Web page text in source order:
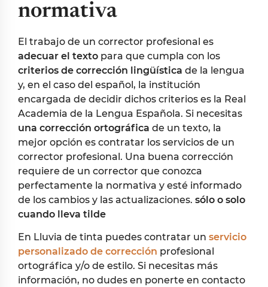
normativa
El trabajo de un corrector profesional es
adecuar el texto para que cumpla con los
criterios de corrección lingüística de la lengua
y, en el caso del español, la institución
encargada de decidir dichos criterios es la Real
Academia de la Lengua Española. Si necesitas
una corrección ortográfica de un texto, la
mejor opción es contratar los servicios de un
corrector profesional. Una buena corrección
requiere de un corrector que conozca
perfectamente la normativa y esté informado
de los cambios y las actualizaciones. sólo o solo
cuando lleva tilde
En Lluvia de tinta puedes contratar un servicio
personalizado de corrección profesional
ortográfica y/o de estilo. Si necesitas más
información, no dudes en ponerte en contacto